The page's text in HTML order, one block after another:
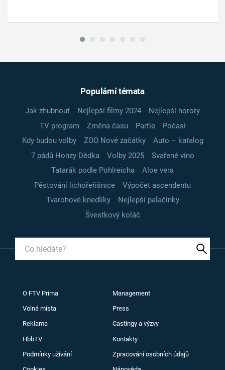
Populární témata
Jak zhubnout Nejlepší filmy 2024
Nejlepší horory
TV program
Změna času Partie
Počasí
Kdy budou volby
ZOO Nové začátky
Auto – katalog
7 pádů Honzy Dědka
Volby 2025
Svařené víno
Tatarák podle Pohlreicha
Aloe vera
Pěstování lichořeřišnice
Výpočet ascendentu
Tvarohové knedlíky
Nejlepší palačinky
Švestkový koláč
O FTV Prima Management
Volná místa Press
Reklama Castingy a výzvy
HbbTV Kontakty
Podmínky užívání Zpracování osobních údajů